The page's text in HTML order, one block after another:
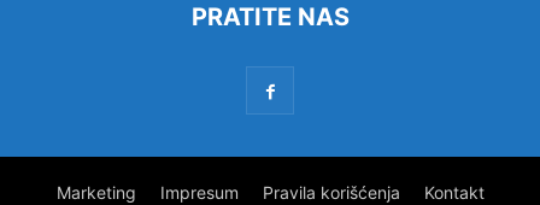
PRATITE NAS
Marketing Impresum Pravila korišćenja Kontakt